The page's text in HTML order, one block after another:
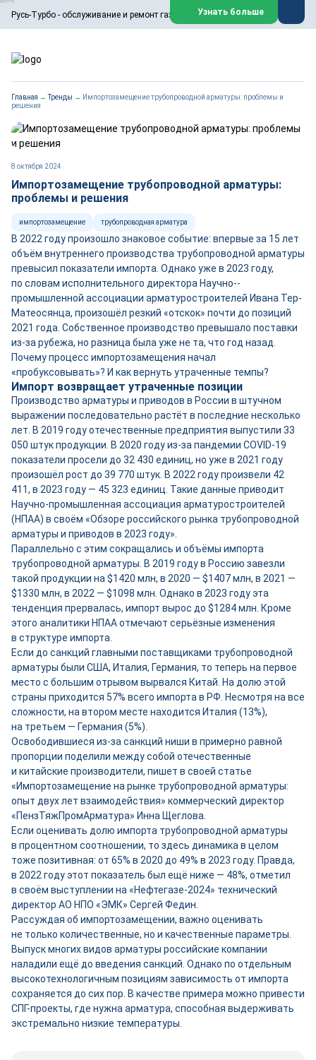
Русь-Турбо - обслуживание и ремонт газовых паровых турбин
ООО «Русь-Турбо» занимается сервисом газовых и паровых
турбин, комплексным ремонтом, восстановлением,
техническим обслуживанием оборудования ТЭС,
работают на нефтегазовых, нефтехимических,
металлургических и других предприятиях.
Реклама. ООО «Русь-Турбо», ИНН 7802588950
erid: F7NfYUJCUneVdwPs4znf
Перейти на сайт Закрыть
Узнать больше
Главная →Тренды → Импортозамещение трубопроводной арматуры: проблемы и
решения
8 октября 2024
Импортозамещение трубопроводной арматуры:
проблемы и решения
импортозамещение трубопроводная арматура
В 2022 году произошло знаковое событие: впервые за 15 лет
объём внутреннего производства трубопроводной арматуры
превысил показатели импорта. Однако уже в 2023 году,
по словам исполнительного директора Научно-­
промышленной ассоциации арматуростроителей Ивана Тер-
Матеосянца, произошёл резкий «отскок» почти до позиций
2021 года. Собственное производство превышало поставки
из-за рубежа, но разница была уже не та, что год назад.
Почему процесс импортозамещения начал
«пробуксовывать»? И как вернуть утраченные темпы?
Импорт возвращает утраченные позиции
Производство арматуры и приводов в России в штучном
выражении последовательно растёт в последние несколько
лет. В 2019 году отечественные предприятия выпустили 33
050 штук продукции. В 2020 году из-за пандемии COVID‑19
показатели просели до 32 430 единиц, но уже в 2021 году
произошёл рост до 39 770 штук. В 2022 году произвели 42
411, в 2023 году — 45 323 единиц. Такие данные приводит
Научно-­промышленная ассоциация арматуростроителей
(НПАА) в своём «Обзоре российского рынка трубопроводной
арматуры и приводов в 2023 году».
Параллельно с этим сокращались и объёмы импорта
трубопроводной арматуры. В 2019 году в Россию завезли
такой продукции на $1420 млн, в 2020 — $1407 млн, в 2021 —
$1330 млн, в 2022 — $1098 млн. Однако в 2023 году эта
тенденция прервалась, импорт вырос до $1284 млн. Кроме
этого аналитики НПАА отмечают серьёзные изменения
в структуре импорта.
Если до санкций главными поставщиками трубопроводной
арматуры были США, Италия, Германия, то теперь на первое
место с большим отрывом вырвался Китай. На долю этой
страны приходится 57% всего импорта в РФ. Несмотря на все
сложности, на втором месте находится Италия (13%),
на третьем — Германия (5%).
Освободившиеся из-за санкций ниши в примерно равной
пропорции поделили между собой отечественные
и китайские производители, пишет в своей статье
«Импортозамещение на рынке трубопроводной арматуры:
опыт двух лет взаимодействия» коммерческий директор
«ПензТяжПромАрматура» Инна Щеглова.
Если оценивать долю импорта трубопроводной арматуры
в процентном соотношении, то здесь динамика в целом
тоже позитивная: от 65% в 2020 до 49% в 2023 году. Правда,
в 2022 году этот показатель был ещё ниже — 48%, отметил
в своём выступлении на «Нефтегазе‑2024» технический
директор АО НПО «ЭМК» Сергей Федин.
Рассуждая об импортозамещении, важно оценивать
не только количественные, но и качественные параметры.
Выпуск многих видов арматуры российские компании
наладили ещё до введения санкций. Однако по отдельным
высокотехнологичным позициям зависимость от импорта
сохраняется до сих пор. В качестве примера можно привести
СПГ-проекты, где нужна арматура, способная выдерживать
экстремально низкие температуры.